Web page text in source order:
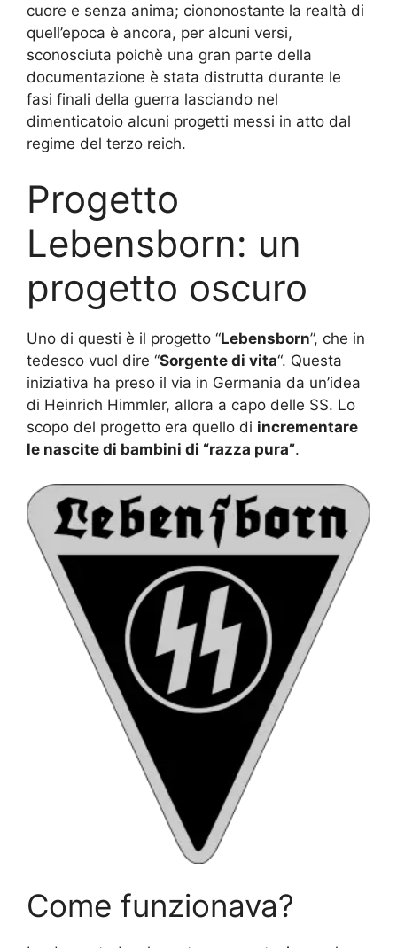
cuore e senza anima; ciononostante la realtà di
quell’epoca è ancora, per alcuni versi,
sconosciuta poichè una gran parte della
documentazione è stata distrutta durante le
fasi finali della guerra lasciando nel
dimenticatoio alcuni progetti messi in atto dal
regime del terzo reich.
Progetto
Lebensborn: un
progetto oscuro
Uno di questi è il progetto “Lebensborn”, che in
tedesco vuol dire “Sorgente di vita“. Questa
iniziativa ha preso il via in Germania da un’idea
di Heinrich Himmler, allora a capo delle SS. Lo
scopo del progetto era quello di incrementare
le nascite di bambini di “razza pura”.
Come funzionava?